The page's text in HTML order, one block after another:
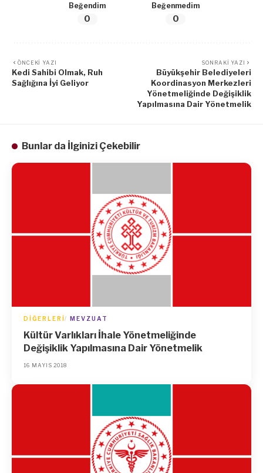
Beğendim
0
Beğenmedim
0
ÖNCEKI YAZI
Kedi Sahibi Olmak, Ruh
Sağlığına İyi Geliyor
SONRAKI YAZI
Büyükşehir Belediyeleri
Koordinasyon Merkezleri
Yönetmeliğinde Değişiklik
Yapılmasına Dair Yönetmelik
Bunlar da İlginizi Çekebilir
DIĞERLERI MEVZUAT
Kültür Varlıkları İhale Yönetmeliğinde
Değişiklik Yapılmasına Dair Yönetmelik
16 MAYIS 2018